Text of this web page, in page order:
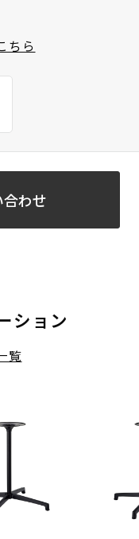
ちら
わせ
ション
覧